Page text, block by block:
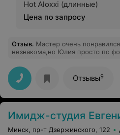
недовольна обслуживанием,
хотя тоже самое советовала
Hot Aloxxi (длинные)
Цена по запросу
Отзыв. Мастер очень
незнакома,но Юлия просто по фото сделала именно то
нужные рекомендации по уходу и
волос.Решилась на покраску
потрясающий.( Хотя мои волосы
натуральный парик)) впрямом смысле) Моим
и особенно мужу очень
проделанную работу и
администрации салона и
БОЛЬШОЕ СПАСИБО ЗА ВАШУ
Отзывы9
Имидж-студия
Минск, пр-т Дзержинского, 122